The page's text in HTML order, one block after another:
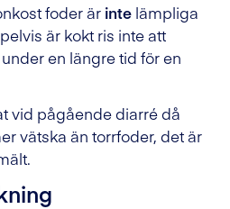
foder är inte lämpliga
är kokt ris inte att
en längre tid för en
vid pågående diarré då
vätska än torrfoder, det är